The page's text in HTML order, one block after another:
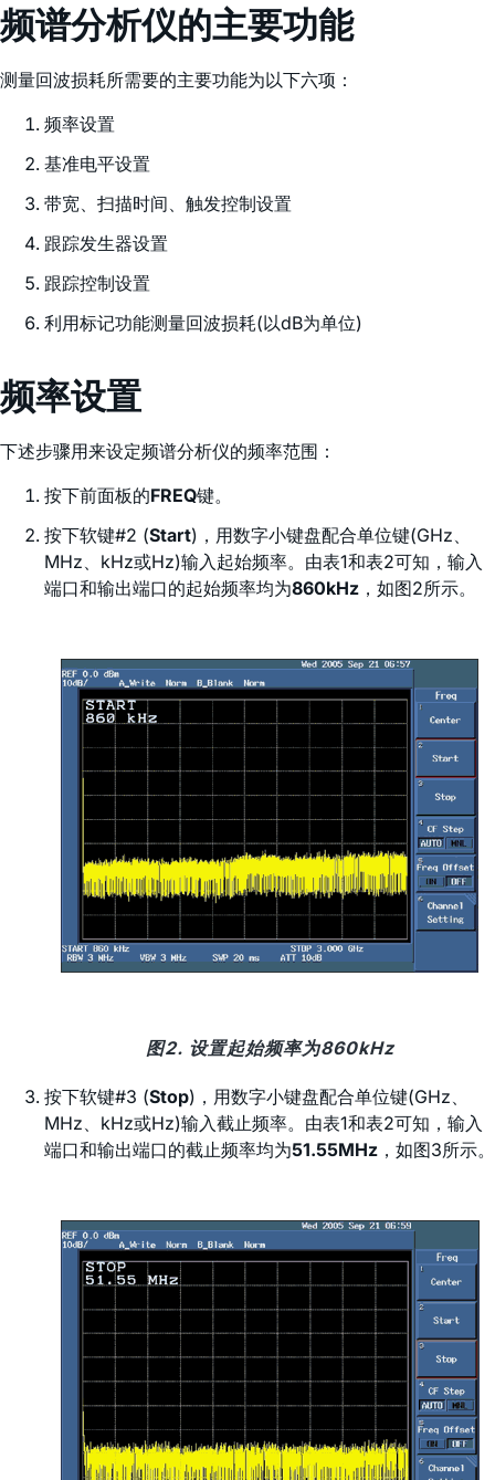
频谱分析仪的主要功能
测量回波损耗所需要的主要功能为以下六项：
频率设置
基准电平设置
带宽、扫描时间、触发控制设置
跟踪发生器设置
跟踪控制设置
利用标记功能测量回波损耗(以dB为单位)
频率设置
下述步骤用来设定频谱分析仪的频率范围：
按下前面板的FREQ键。
按下软键#2 (Start)，用数字小键盘配合单位键(GHz、
MHz、kHz或Hz)输入起始频率。由表1和表2可知，输入
端口和输出端口的起始频率均为860kHz ，如图2所示。
图2. 设置起始频率为860kHz
按下软键#3 (Stop)，用数字小键盘配合单位键(GHz、
MHz、kHz或Hz)输入截止频率。由表1和表2可知，输入
端口和输出端口的截止频率均为51.55MHz ，如图3所示。